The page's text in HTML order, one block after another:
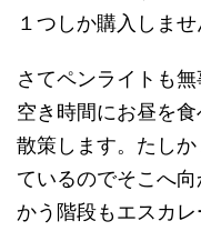
１つしか購入しませ
さてペンライトも
空き時間にお昼を
散策します。たし
ているのでそこへ
かう階段もエスカ